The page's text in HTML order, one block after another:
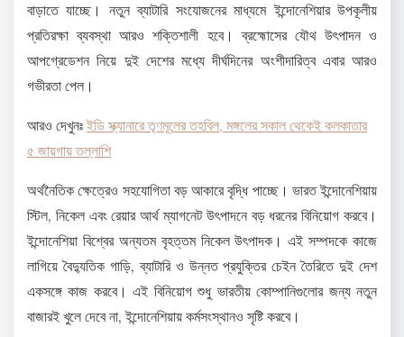
বাড়াতে যাচ্ছে। নতুন ব্যাটারি সংযোজনের মাধ্যমে ইন্দোনেশিয়ার উপকূলীয়
প্রতিরক্ষা ব্যবস্থা আরও শক্তিশালী হবে। ব্রহ্মোসের যৌথ উৎপাদন ও
আপগ্রেডেশন নিয়ে দুই দেশের মধ্যে দীর্ঘদিনের অংশীদারিত্ব এবার আরও
গভীরতা পেল।
আরও দেখুনঃ ইডি স্ক্যানারে তৃণমূলের তহবিল, মঙ্গলের সকাল থেকেই কলকাতার
৫ জায়গায় তল্লাশি
অর্থনৈতিক ক্ষেত্রেও সহযোগিতা বড় আকারে বৃদ্ধি পাচ্ছে। ভারত ইন্দোনেশিয়ায়
স্টিল, নিকেল এবং রেয়ার আর্থ ম্যাগনেট উৎপাদনে বড় ধরনের বিনিয়োগ করবে।
ইন্দোনেশিয়া বিশ্বের অন্যতম বৃহত্তম নিকেল উৎপাদক। এই সম্পদকে কাজে
লাগিয়ে বৈদ্যুতিক গাড়ি, ব্যাটারি ও উন্নত প্রযুক্তির চেইন তৈরিতে দুই দেশ
একসঙ্গে কাজ করবে। এই বিনিয়োগ শুধু ভারতীয় কোম্পানিগুলোর জন্য নতুন
বাজারই খুলে দেবে না, ইন্দোনেশিয়ায় কর্মসংস্থানও সৃষ্টি করবে।